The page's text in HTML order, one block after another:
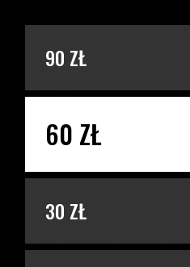
90 ZŁ
60 ZŁ
30 ZŁ
PODAJ KWOTĘ